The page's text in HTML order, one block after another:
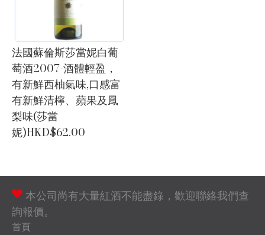
法國蘇倫斯莎當妮白葡
萄酒2007-酒體輕盈，
有新鮮西柚氣味,口感富
有新鮮清檸、蘋果及鳳
梨味(莎當
妮)HKD$62.00
本公司尚有大量紅酒不能盡錄，歡迎聯絡我們查
詢報價。
首頁